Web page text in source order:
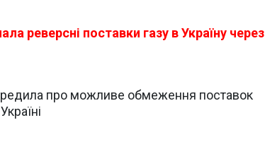
реверсні поставки газу в Україну через
про можливе обмеження поставок